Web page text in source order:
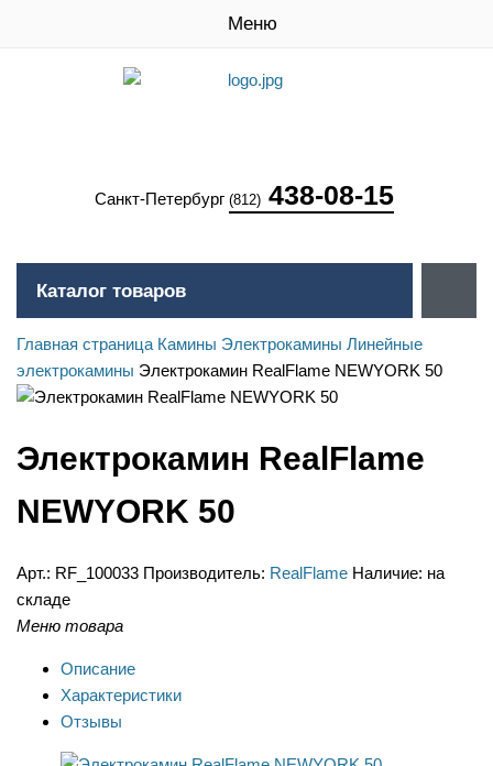
Меню
Санкт-Петербург (812) 438-08-15
Каталог товаров
Главная страница Камины Электрокамины Линейные
электрокамины Электрокамин RealFlame NEWYORK 50
Электрокамин RealFlame
NEWYORK 50
Арт.: RF_100033 Производитель: RealFlame Наличие: на
складе
Меню товара
Описание
Характеристики
Отзывы